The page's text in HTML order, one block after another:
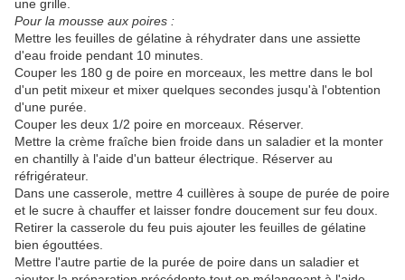
une grille.
Pour la mousse aux poires :
Mettre les feuilles de gélatine à réhydrater dans une assiette
d'eau froide pendant 10 minutes.
Couper les 180 g de poire en morceaux, les mettre dans le bol
d'un petit mixeur et mixer quelques secondes jusqu'à l'obtention
d'une purée.
Couper les deux 1/2 poire en morceaux. Réserver.
Mettre la crème fraîche bien froide dans un saladier et la monter
en chantilly à l'aide d'un batteur électrique. Réserver au
réfrigérateur.
Dans une casserole, mettre 4 cuillères à soupe de purée de poire
et le sucre à chauffer et laisser fondre doucement sur feu doux.
Retirer la casserole du feu puis ajouter les feuilles de gélatine
bien égouttées.
Mettre l'autre partie de la purée de poire dans un saladier et